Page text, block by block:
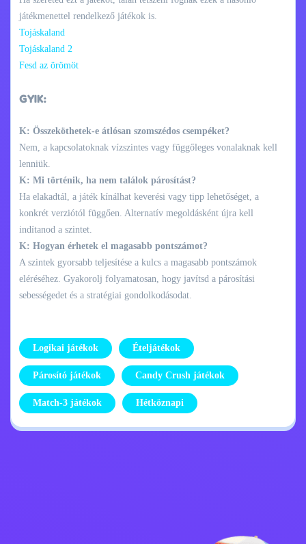
játékmenettel rendelkező játékok is.
Tojáskaland
Tojáskaland 2
Fesd az örömöt
GYIK:
K: Összeköthetek-e átlósan szomszédos csempéket?
Nem, a kapcsolatoknak vízszintes vagy függőleges vonalaknak kell
lenniük.
K: Mi történik, ha nem találok párosítást?
Ha elakadtál, a játék kínálhat keverési vagy tipp lehetőséget, a
konkrét verziótól függően. Alternatív megoldásként újra kell
indítanod a szintet.
K: Hogyan érhetek el magasabb pontszámot?
A szintek gyorsabb teljesítése a kulcs a magasabb pontszámok
eléréséhez. Gyakorolj folyamatosan, hogy javítsd a párosítási
sebességedet és a stratégiai gondolkodásodat.
Logikai játékok Ételjátékok
Párosító játékok Candy Crush játékok
Match-3 játékok Hétköznapi